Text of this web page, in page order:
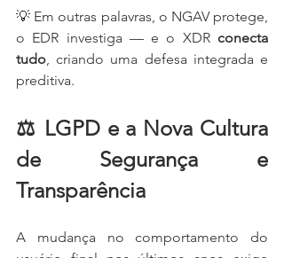
💡 Em outras palavras, o NGAV protege,
o EDR investiga — e o XDR conecta
tudo, criando uma defesa integrada e
preditiva.
⚖️ LGPD e a Nova Cultura
de Segurança e
Transparência
A mudança no comportamento do